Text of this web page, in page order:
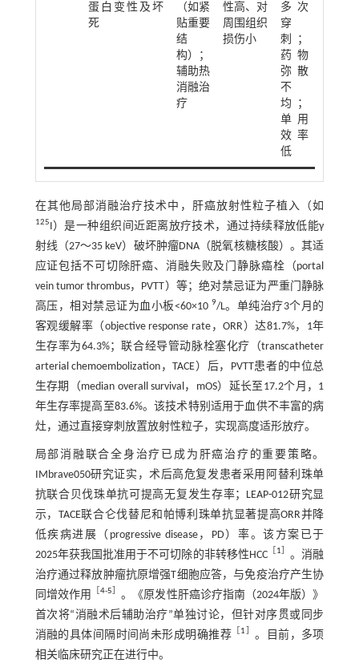
蛋白变性及坏
死
（如紧
贴重要
结
构）；
辅助热
消融治
疗
性高、对
周围组织
损伤小
多次
穿
刺；
药物
弥散
不
均；
单用
效率
低
在其他局部消融治疗技术中，肝癌放射性粒子植入（如
125‍I）是一种组织间近距离放疗技术，通过持续释放低能γ
射线（27～35 keV）破坏肿瘤DNA（脱氧核糖核酸）。其适
应证包括不可切除肝癌、消融失败及门静脉癌栓（portal
vein tumor thrombus，PVTT）等；绝对禁忌证为严重门静脉
高压，相对禁忌证为血小板<60×10 9/L。单纯治疗3个月的
客观缓解率（objective response rate，ORR）达81.7%，1年
生存率为64.3%；联合经导管动脉栓塞化疗（transcatheter
arterial chemoembolization，TACE）后，PVTT患者的中位总
生存期（median overall survival，mOS）延长至17.2个月，1
年生存率提高至83.6%。该技术特别适用于血供不丰富的病
灶，通过直接穿刺放置放射性粒子，实现高度适形放疗。
局部消融联合全身治疗已成为肝癌治疗的重要策略。
IMbrave050研究证实，术后高危复发患者采用阿替利珠单
抗联合贝伐珠单抗可提高无复发生存率；LEAP-012研究显
示，TACE联合仑伐替尼和帕博利珠单抗显著提高ORR并降
低疾病进展（progressive disease，PD）率。该方案已于
2025年获我国批准用于不可切除的非转移性HCC［1］ 。消融
治疗通过释放肿瘤抗原增强T细胞应答，与免疫治疗产生协
同增效作用
［4-5］ 。《原发性肝癌诊疗指南（2024年版）》
首次将“消融术后辅助治疗”单独讨论，但针对序贯或同步
消融的具体间隔时间尚未形成明确推荐［1］ 。目前，多项
相关临床研究正在进行中。